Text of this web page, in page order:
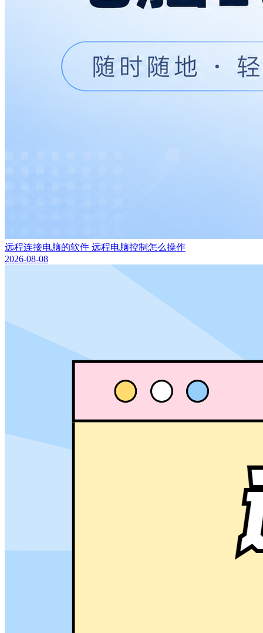
远程连接电脑的软件 远程电脑控制怎么操作
2026-08-08